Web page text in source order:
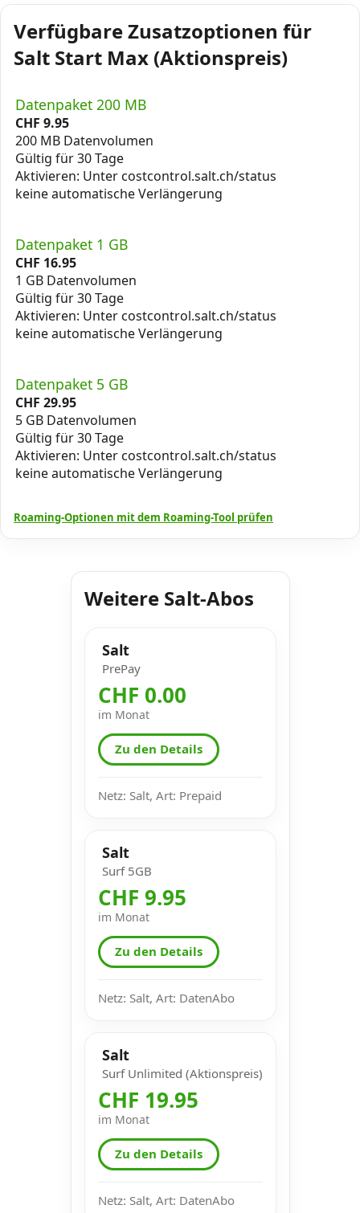
Verfügbare Zusatzoptionen für
Salt Start Max (Aktionspreis)
Datenpaket 200 MB
CHF 9.95
200 MB Datenvolumen
Gültig für 30 Tage
Aktivieren: Unter costcontrol.salt.ch/status
keine automatische Verlängerung
Datenpaket 1 GB
CHF 16.95
1 GB Datenvolumen
Gültig für 30 Tage
Aktivieren: Unter costcontrol.salt.ch/status
keine automatische Verlängerung
Datenpaket 5 GB
CHF 29.95
5 GB Datenvolumen
Gültig für 30 Tage
Aktivieren: Unter costcontrol.salt.ch/status
keine automatische Verlängerung
Roaming-Optionen mit dem Roaming-Tool prüfen
Weitere Salt-Abos
Salt
PrePay
CHF 0.00
im Monat
Zu den Details
Netz: Salt, Art: Prepaid
Salt
Surf 5GB
CHF 9.95
im Monat
Zu den Details
Netz: Salt, Art: DatenAbo
Salt
Surf Unlimited (Aktionspreis)
CHF 19.95
im Monat
Zu den Details
Netz: Salt, Art: DatenAbo